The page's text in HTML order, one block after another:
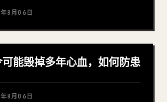
8月06日
能毁掉多年心血，如何防患
8月06日